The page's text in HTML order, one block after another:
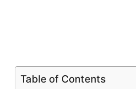
Table of Contents